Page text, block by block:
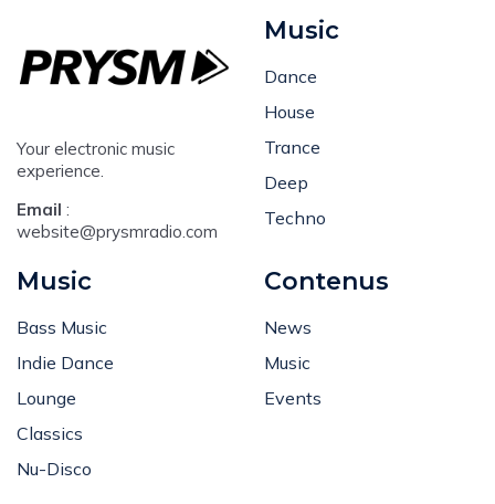
Your electronic music
experience.
Email :
website@prysmradio.com
Music
Dance
House
Trance
Deep
Techno
Music
Bass Music
Indie Dance
Lounge
Classics
Nu-Disco
Contenus
News
Music
Events